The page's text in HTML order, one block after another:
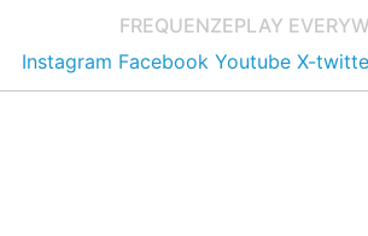
FREQUENZEPLAY
Instagram Facebook Youtube X-